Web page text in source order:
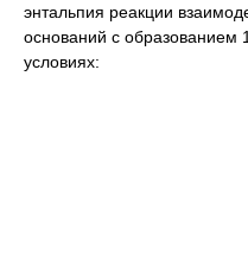
энтальпия реакции
оснований с образованием
условиях: